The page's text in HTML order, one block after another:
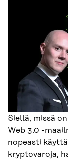
Siellä, missä
Web 3.0 -
nopeasti
kryptovaroja,